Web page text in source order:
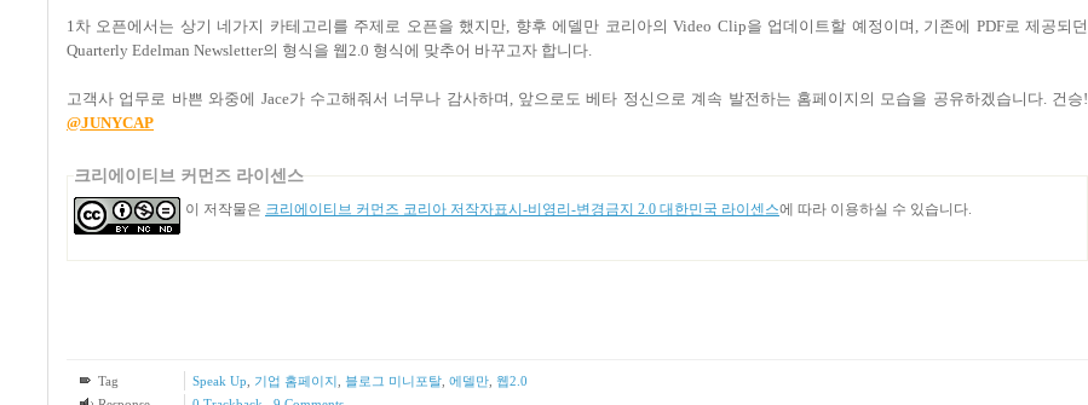
1차 오픈에서는 상기 네가지 카테고리를 주제로 오픈을 했지만, 향후 에델만 코리아의 Video Clip을 업데이트할 예정이며, 기존에 PDF로 제공되던
Quarterly Edelman Newsletter의 형식을 웹2.0 형식에 맞추어 바꾸고자 합니다.
고객사 업무로 바쁜 와중에 Jace가 수고해줘서 너무나 감사하며, 앞으로도 베타 정신으로 계속 발전하는 홈페이지의 모습을 공유하겠습니다. 건승!
@JUNYCAP
크리에이티브 커먼즈 라이센스
이 저작물은 크리에이티브 커먼즈 코리아 저작자표시-비영리-변경금지 2.0 대한민국 라이센스에 따라 이용하실 수 있습니다.
Tag Speak Up 기업 홈페이지 블로그 미니포탈, 에델만, 웹2.0